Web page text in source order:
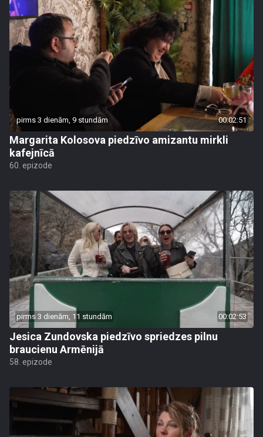
pirms 3 dienām, 9 stundām 00:02:51
Margarita Kolosova piedzīvo amizantu mirkli
kafejnīcā
60. epizode
pirms 3 dienām, 11 stundām 00:02:53
Jesica Zundovska piedzīvo spriedzes pilnu
braucienu Armēnijā
58. epizode